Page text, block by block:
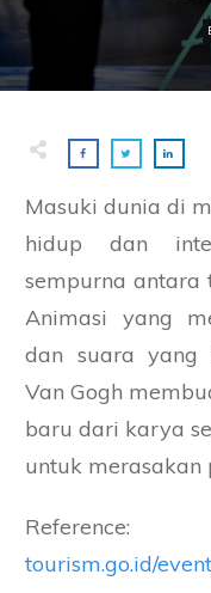
Masuki dunia di
hidup dan
sempurna antara
Animasi yang
dan suara yang
Van Gogh
baru dari karya
untuk merasakan
tourism.go.id/